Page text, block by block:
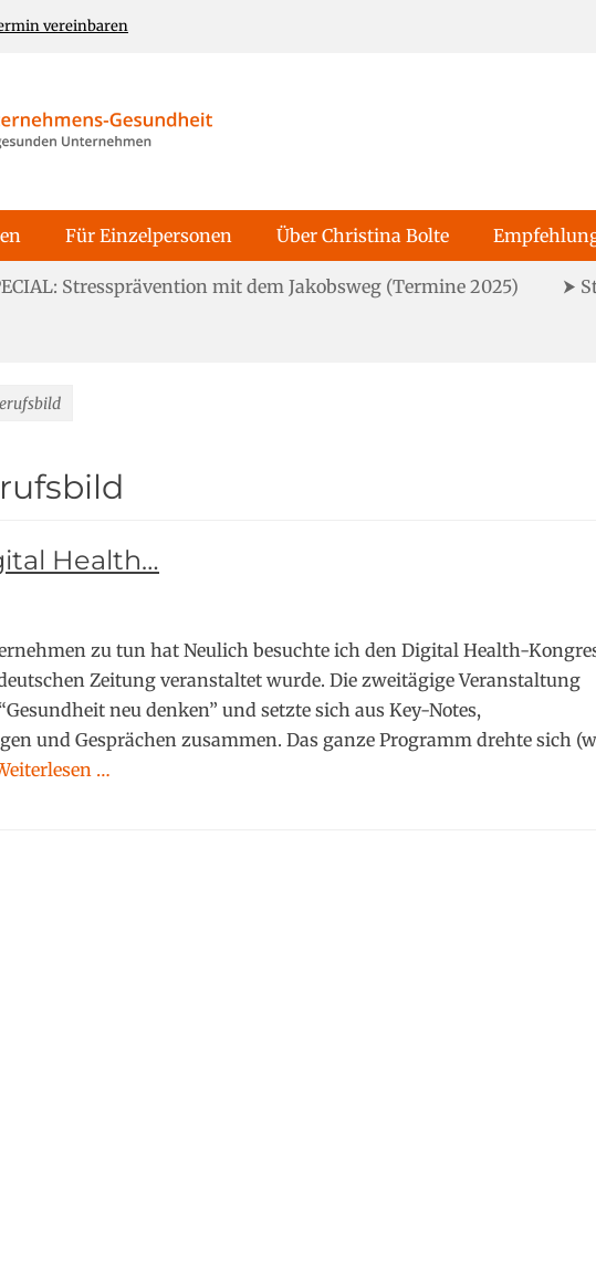
vereinbaren
Gesundheit!
Für Einzelpersonen Über Christina Bolte
Stressprävention mit dem Jakobsweg (Termine 2025) ⮞
Health…
zu tun hat Neulich besuchte ich den Digital Health-
Zeitung veranstaltet wurde. Die zweitägige Veranstaltung
neu denken” und setzte sich aus Key-Notes,
und Gesprächen zusammen. Das ganze Programm drehte sich
…